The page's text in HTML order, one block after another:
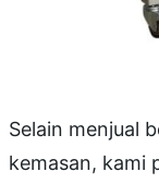
Selain menjual
kemasan, kami